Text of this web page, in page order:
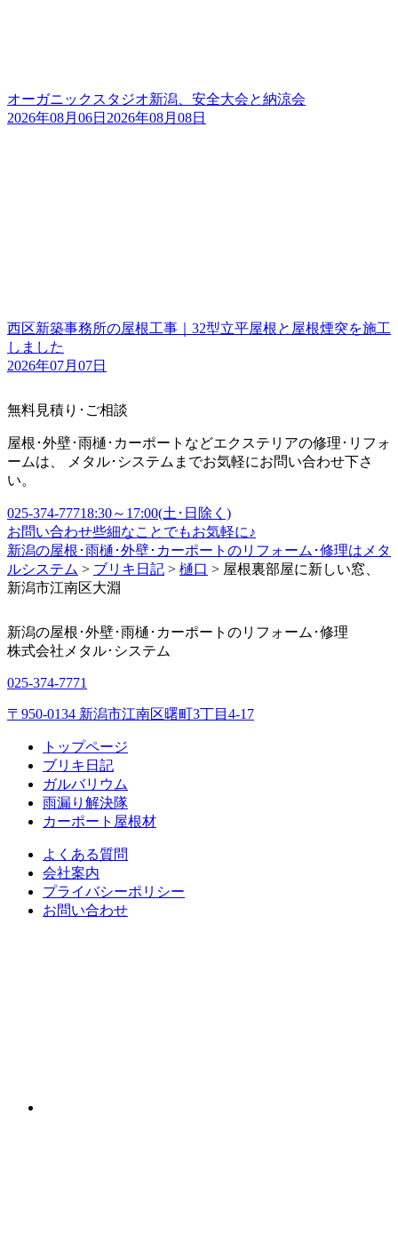
オーガニックスタジオ新潟、安全大会と納涼会
2026年08月06日 2026年08月08日
西区新築事務所の屋根工事｜32型立平屋根と屋根煙突を施工
しました
2026年07月07日
無料見積り･ご相談
屋根･外壁･雨樋･カーポートなどエクステリアの修理･リフォ
ームは、 メタル･システムまでお気軽にお問い合わせ下さ
い。
025-374-77718:30～17:00(土･日除く)
お問い合わせ些細なことでもお気軽に♪
新潟の屋根･雨樋･外壁･カーポートのリフォーム･修理はメタ
ルシステム > ブリキ日記 > 樋口 > 屋根裏部屋に新しい窓、
新潟市江南区大淵
新潟の屋根･外壁･雨樋･カーポートのリフォーム･修理
株式会社 メタル･システム
025-374-7771
〒950-0134 新潟市江南区曙町3丁目4-17
トップページ
ブリキ日記
ガルバリウム
雨漏り解決隊
カーポート屋根材
よくある質問
会社案内
プライバシーポリシー
お問い合わせ